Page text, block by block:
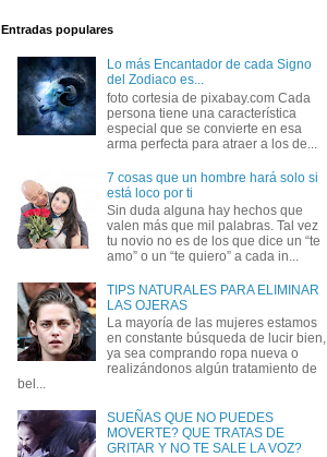
Entradas populares
Lo más Encantador de cada Signo
del Zodiaco es...
foto cortesia de pixabay.com Cada
persona tiene una característica
especial que se convierte en esa
arma perfecta para atraer a los de...
7 cosas que un hombre hará solo si
está loco por ti
Sin duda alguna hay hechos que
valen más que mil palabras. Tal vez
tu novio no es de los que dice un “te
amo” o un “te quiero” a cada in...
TIPS NATURALES PARA ELIMINAR
LAS OJERAS
La mayoría de las mujeres estamos
en constante búsqueda de lucir bien,
ya sea comprando ropa nueva o
realizándonos algún tratamiento de
bel...
SUEÑAS QUE NO PUEDES
MOVERTE? QUE TRATAS DE
GRITAR Y NO TE SALE LA VOZ?